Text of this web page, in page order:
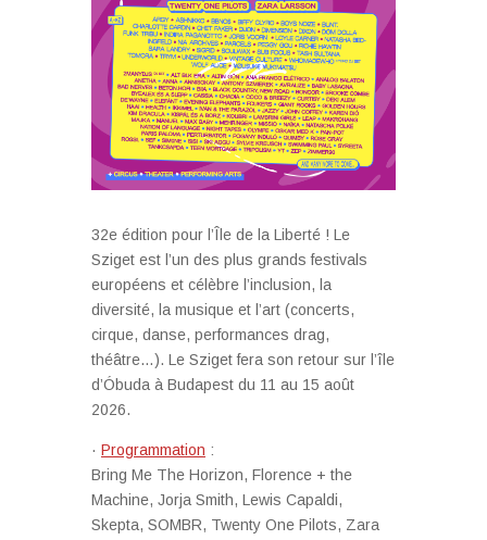
32e édition pour l’Île de la Liberté ! Le
Sziget est l’un des plus grands festivals
européens et célèbre l’inclusion, la
diversité, la musique et l’art (concerts,
cirque, danse, performances drag,
théâtre…). Le Sziget fera son retour sur l’île
d’Óbuda à Budapest du 11 au 15 août
2026.
· Programmation :
Bring Me The Horizon, Florence + the
Machine, Jorja Smith, Lewis Capaldi,
Skepta, SOMBR, Twenty One Pilots, Zara